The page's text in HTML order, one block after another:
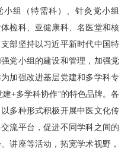
组（特需科）、针灸党小组
检科、 亚健康科、名医堂和核
部坚持以习近平新时代中国特
党小组的建设和管理，加强党
加强改进基层党建和多学科专
+多学科协作”的特色品牌。各
多种形式积极开展中医文化传
流平台，促进不同学科之间的
讲座等活动，拓宽学术视野，